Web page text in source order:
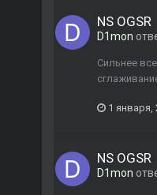
NS OGSR
D1mon
Сильнее
1 января,
NS OGSR
D1mon